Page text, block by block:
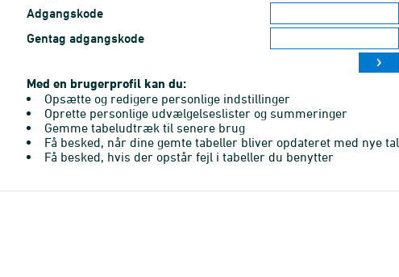
Adgangskode
Gentag adgangskode
Med en brugerprofil kan du:
Opsætte og redigere personlige indstillinger
Oprette personlige udvælgelseslister og summeringer
Gemme tabeludtræk til senere brug
Få besked, når dine gemte tabeller bliver opdateret med nye tal
Få besked, hvis der opstår fejl i tabeller du benytter